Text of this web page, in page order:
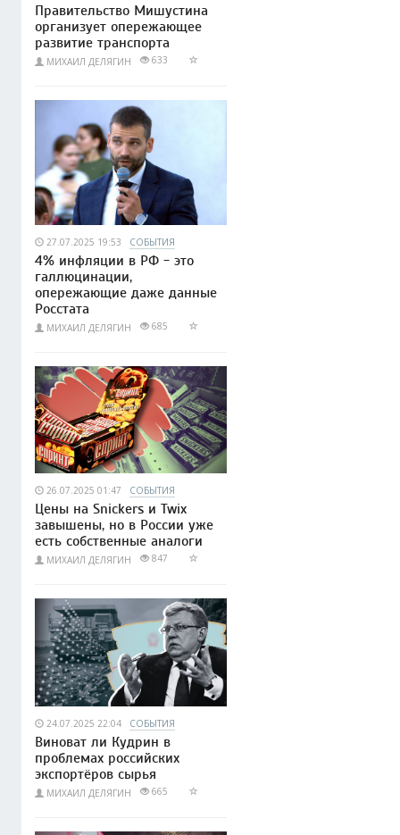
Правительство Мишустина
организует опережающее
развитие транспорта
МИХАИЛ ДЕЛЯГИН 633
27.07.2025 19:53 СОБЫТИЯ
4% инфляции в РФ - это
галлюцинации,
опережающие даже данные
Росстата
МИХАИЛ ДЕЛЯГИН 685
26.07.2025 01:47 СОБЫТИЯ
Цены на Snickers и Twix
завышены, но в России уже
есть собственные аналоги
МИХАИЛ ДЕЛЯГИН 847
24.07.2025 22:04 СОБЫТИЯ
Виноват ли Кудрин в
проблемах российских
экспортёров сырья
МИХАИЛ ДЕЛЯГИН 665